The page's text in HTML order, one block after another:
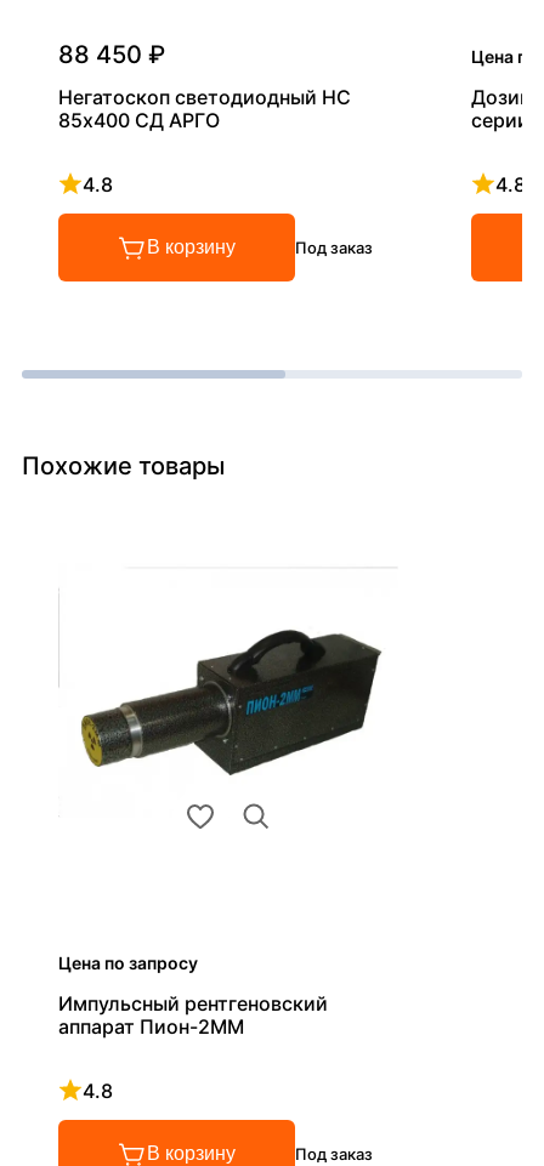
88 450 ₽
Негатоскоп светодиодный НС
85х400 СД АРГО
4.8
Рейтинг 4.8 из 5
В корзину Под заказ
Цена по
серии
4.8
Похожие товары
Цена по запросу
Импульсный рентгеновский
аппарат Пион-2ММ
4.8
Рейтинг 4.8 из 5
В корзину Под заказ